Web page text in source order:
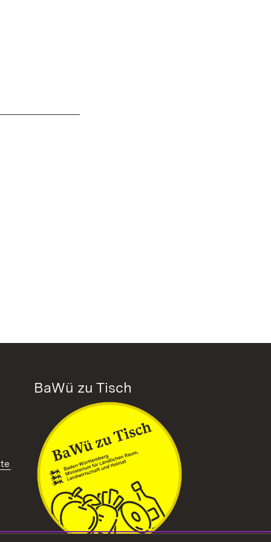
in neuem Fenster)
BaWü zu Tisch